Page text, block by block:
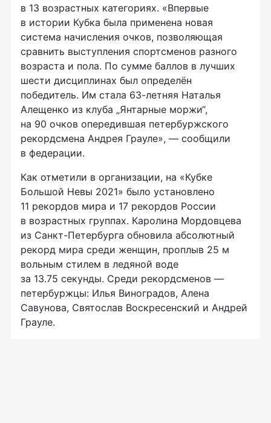
в 13 возрастных категориях. «Впервые
в истории Кубка была применена новая
система начисления очков, позволяющая
сравнить выступления спортсменов разного
возраста и пола. По сумме баллов в лучших
шести дисциплинах был определён
победитель. Им стала 63-летняя Наталья
Алещенко из клуба „Янтарные моржи“,
на 90 очков опередившая петербуржского
рекордсмена Андрея Грауле», — сообщили
в федерации.
Как отметили в организации, на «Кубке
Большой Невы 2021» было установлено
11 рекордов мира и 17 рекордов России
в возрастных группах. Каролина Мордовцева
из Санкт-Петербурга обновила абсолютный
рекорд мира среди женщин, проплыв 25 м
вольным стилем в ледяной воде
за 13.75 секунды. Среди рекордсменов —
петербуржцы: Илья Виноградов, Алена
Савунова, Святослав Воскресенский и Андрей
Грауле.